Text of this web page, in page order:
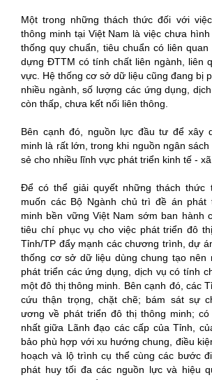
Một trong những thách thức đối với
thông minh tại Việt Nam là việc chưa
thống quy chuẩn, tiêu chuẩn có liên
dựng ĐTTM có tính chất liên ngành, liên
vực. Hệ thống cơ sở dữ liệu cũng đang bị
nhiều ngành, số lượng các ứng dụng,
còn thấp, chưa kết nối liên thông.
Bên cạnh đó, nguồn lực đầu tư để xây
minh là rất lớn, trong khi nguồn ngân
sẻ cho nhiều lĩnh vực phát triển kinh tế - xã
Để có thể giải quyết những thách thức
muốn các Bộ Ngành chủ trì đề án phát
minh bền vững Việt Nam sớm ban hành
tiêu chí phục vụ cho việc phát triển đô
Tỉnh/TP đẩy mạnh các chương trình, dự
thống cơ sở dữ liệu dùng chung tạo nên
phát triển các ứng dụng, dịch vụ có tính
một đô thị thông minh. Bên cạnh đó, các
cứu thận trọng, chặt chẽ; bám sát sự
ương về phát triển đô thị thông minh;
nhất giữa Lãnh đạo các cấp của Tỉnh,
bảo phù hợp với xu hướng chung, điều
hoạch và lộ trình cụ thể cùng các bước
phát huy tối đa các nguồn lực và hiệu